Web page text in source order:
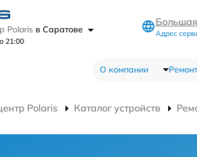
Polaris в Саратове
21:00
Адрес
О компании
Polaris Каталог устройств